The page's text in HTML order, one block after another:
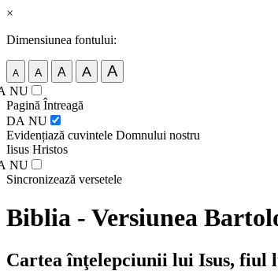
×
Dimensiunea fontului:
A A A A A
NU
Pagină Întreagă
DA NU
Evidențiază cuvintele Domnului nostru
Iisus Hristos
NU
Sincronizează versetele
Biblia - Versiunea
Cartea înţelepciunii lui Isus, fiul